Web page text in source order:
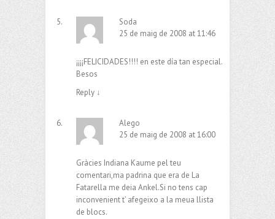
Soda
25 de maig de 2008 at 11:46
¡¡¡¡FELICIDADES!!!! en este día tan especial.
Besos
Reply ↓
Alego
25 de maig de 2008 at 16:00
Gràcies Indiana Kaume pel teu
comentari,ma padrina que era de La
Fatarella me deia Ankel.Si no tens cap
inconvenient t’ afegeixo a la meua llista
de blocs.